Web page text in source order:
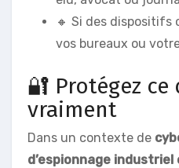
🔸 Si des
vos bureaux ou
🔐 Protégez
vraiment
Dans un contexte de
d’espionnage